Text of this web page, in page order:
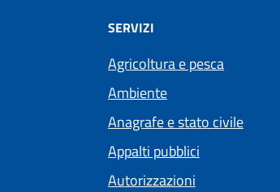
SERVIZI
Agricoltura e pesca
Ambiente
Anagrafe e stato civile
Appalti pubblici
Autorizzazioni